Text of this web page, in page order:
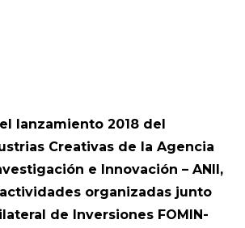
lanzamiento 2018 del
Creativas de la Agencia
e Innovación – ANII,
organizadas junto
de Inversiones FOMIN-